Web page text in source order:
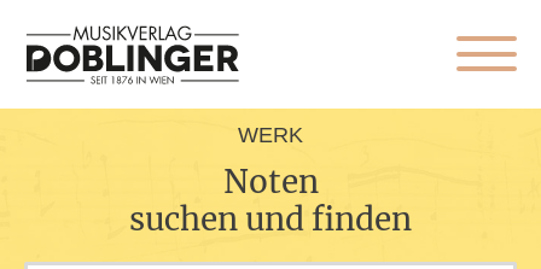
WERK
Noten
suchen und finden